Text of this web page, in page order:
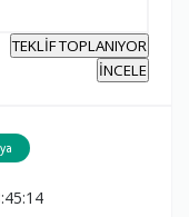
TEKLİF TOPLANIYOR
İNCELE